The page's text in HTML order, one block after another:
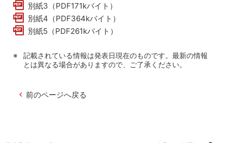
別紙3（PDF171kバイト）
別紙4（PDF364kバイト）
別紙5（PDF261kバイト）
記載されている情報は発表日現在のものです。最新の情報
とは異なる場合がありますので、ご了承ください。
前のページへ戻る